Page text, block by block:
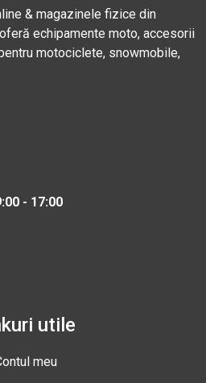
& magazinele fizice din
echipamente moto, accesorii
motociclete, snowmobile,
- 17:00
utile
meu